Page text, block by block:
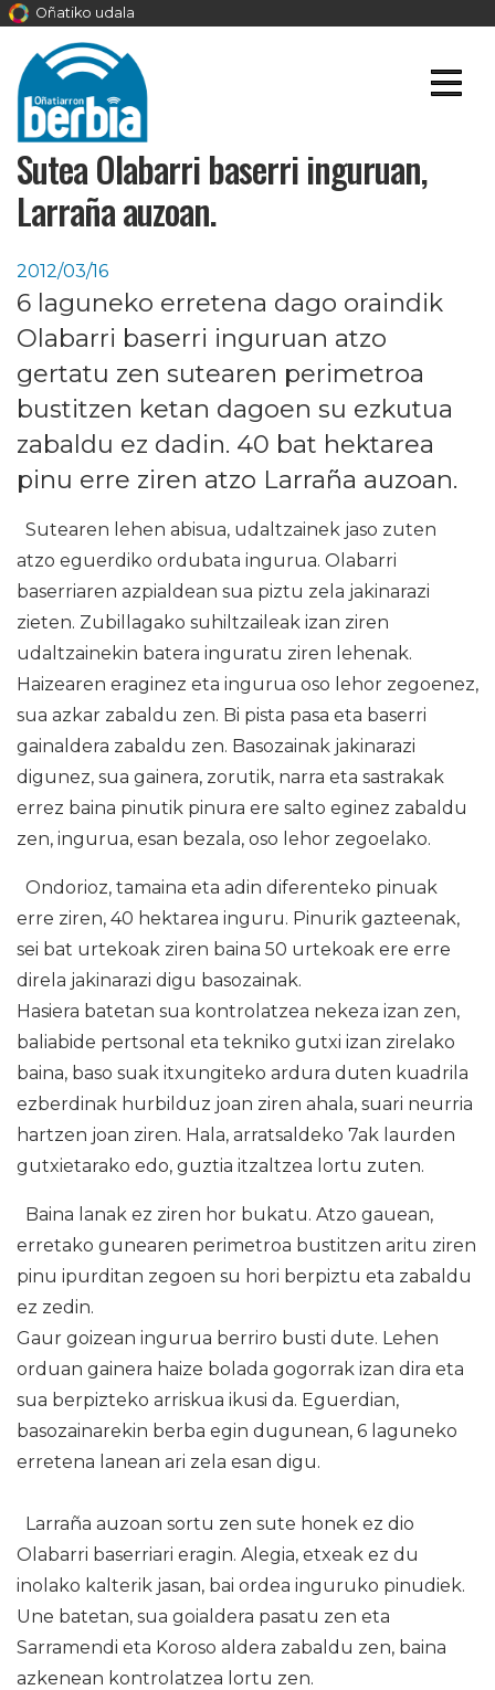
Oñatiko udala
Sutea Olabarri baserri inguruan,
Larraña auzoan.
2012/03/16
6 laguneko erretena dago oraindik
Olabarri baserri inguruan atzo
gertatu zen sutearen perimetroa
bustitzen ketan dagoen su ezkutua
zabaldu ez dadin. 40 bat hektarea
pinu erre ziren atzo Larraña auzoan.
Sutearen lehen abisua, udaltzainek jaso zuten
atzo eguerdiko ordubata ingurua. Olabarri
baserriaren azpialdean sua piztu zela jakinarazi
zieten. Zubillagako suhiltzaileak izan ziren
udaltzainekin batera inguratu ziren lehenak.
Haizearen eraginez eta ingurua oso lehor zegoenez,
sua azkar zabaldu zen. Bi pista pasa eta baserri
gainaldera zabaldu zen. Basozainak jakinarazi
digunez, sua gainera, zorutik, narra eta sastrakak
errez baina pinutik pinura ere salto eginez zabaldu
zen, ingurua, esan bezala, oso lehor zegoelako.
Ondorioz, tamaina eta adin diferenteko pinuak
erre ziren, 40 hektarea inguru. Pinurik gazteenak,
sei bat urtekoak ziren baina 50 urtekoak ere erre
direla jakinarazi digu basozainak.
Hasiera batetan sua kontrolatzea nekeza izan zen,
baliabide pertsonal eta tekniko gutxi izan zirelako
baina, baso suak itxungiteko ardura duten kuadrila
ezberdinak hurbilduz joan ziren ahala, suari neurria
hartzen joan ziren. Hala, arratsaldeko 7ak laurden
gutxietarako edo, guztia itzaltzea lortu zuten.
Baina lanak ez ziren hor bukatu. Atzo gauean,
erretako gunearen perimetroa bustitzen aritu ziren
pinu ipurditan zegoen su hori berpiztu eta zabaldu
ez zedin.
Gaur goizean ingurua berriro busti dute. Lehen
orduan gainera haize bolada gogorrak izan dira eta
sua berpizteko arriskua ikusi da. Eguerdian,
basozainarekin berba egin dugunean, 6 laguneko
erretena lanean ari zela esan digu.
Larraña auzoan sortu zen sute honek ez dio
Olabarri baserriari eragin. Alegia, etxeak ez du
inolako kalterik jasan, bai ordea inguruko pinudiek.
Une batetan, sua goialdera pasatu zen eta
Sarramendi eta Koroso aldera zabaldu zen, baina
azkenean kontrolatzea lortu zen.